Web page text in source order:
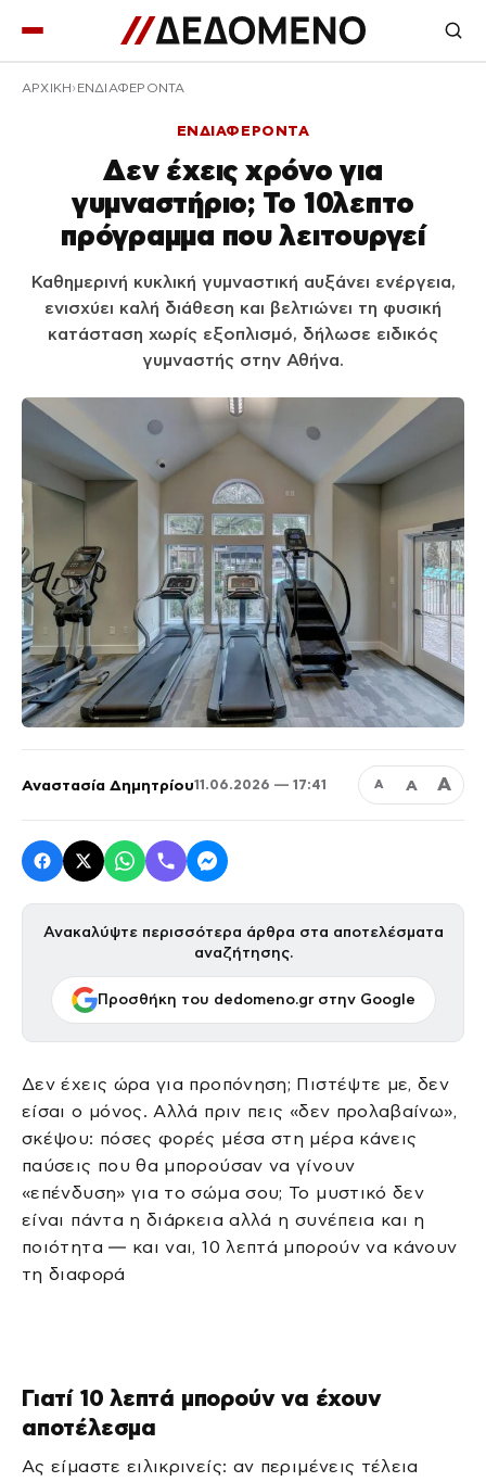
ΑΡΧΙΚΉ ΕΝΔΙΑΦΕΡΟΝΤΑ
ΕΝΔΙΑΦΕΡΟΝΤΑ
Δεν έχεις χρόνο για
γυμναστήριο; Το 10λεπτο
πρόγραμμα που λειτουργεί
Καθημερινή κυκλική γυμναστική αυξάνει ενέργεια,
ενισχύει καλή διάθεση και βελτιώνει τη φυσική
κατάσταση χωρίς εξοπλισμό, δήλωσε ειδικός
γυμναστής στην Αθήνα.
Αναστασία Δημητρίου11.06.2026 — 17:41 Α Α Α
Ανακαλύψτε περισσότερα άρθρα στα αποτελέσματα
αναζήτησης.
Προσθήκη του dedomeno.gr στην Google
Δεν έχεις ώρα για προπόνηση; Πιστέψτε με, δεν
είσαι ο μόνος. Αλλά πριν πεις «δεν προλαβαίνω»,
σκέψου: πόσες φορές μέσα στη μέρα κάνεις
παύσεις που θα μπορούσαν να γίνουν
«επένδυση» για το σώμα σου; Το μυστικό δεν
είναι πάντα η διάρκεια αλλά η συνέπεια και η
ποιότητα — και ναι, 10 λεπτά μπορούν να κάνουν
τη διαφορά
Γιατί 10 λεπτά μπορούν να έχουν
αποτέλεσμα
Ας είμαστε ειλικρινείς: αν περιμένεις τέλεια